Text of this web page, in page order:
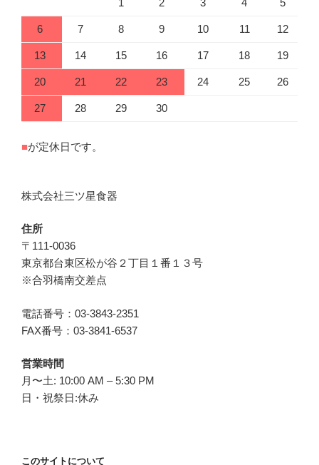
1 2 3 4 5
6 7 8 9 10 11 12
13 14 15 16 17 18 19
20 21 22 23 24 25 26
27 28 29 30
■が定休日です。
株式会社三ツ星食器
住所
〒111-0036
東京都台東区松が谷２丁目１番１３号
※合羽橋南交差点
電話番号：03-3843-2351
FAX番号：03-3841-6537
営業時間
月〜土: 10:00 AM – 5:30 PM
日・祝祭日:休み
このサイトについて